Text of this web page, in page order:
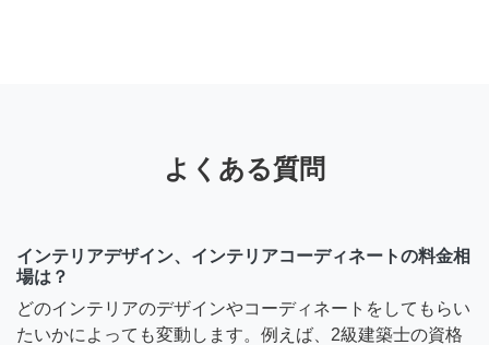
よくある質問
インテリアデザイン、インテリアコーディネートの料金相
場は？
どのインテリアのデザインやコーディネートをしてもらい
たいかによっても変動します。例えば、2級建築士の資格